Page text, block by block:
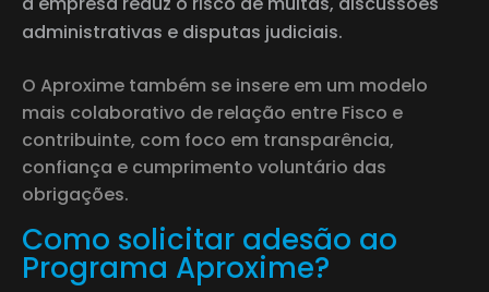
administrativas e disputas judiciais.
O Aproxime também se insere em um modelo
mais colaborativo de relação entre Fisco e
contribuinte, com foco em transparência,
confiança e cumprimento voluntário das
obrigações.
Como solicitar adesão ao
Programa Aproxime?